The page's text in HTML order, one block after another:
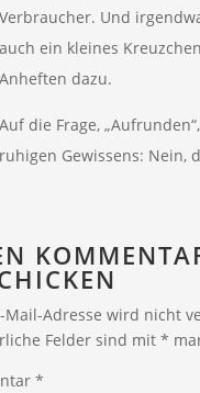
Verbraucher. Und
auch ein kleines
Anheften dazu.
Auf die Frage,
ruhigen Gewissens: Nein,
Mail-Adresse wird nicht
Felder sind mit *
*